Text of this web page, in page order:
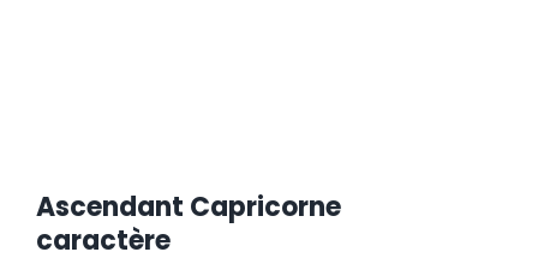
Ascendant Capricorne
caractère